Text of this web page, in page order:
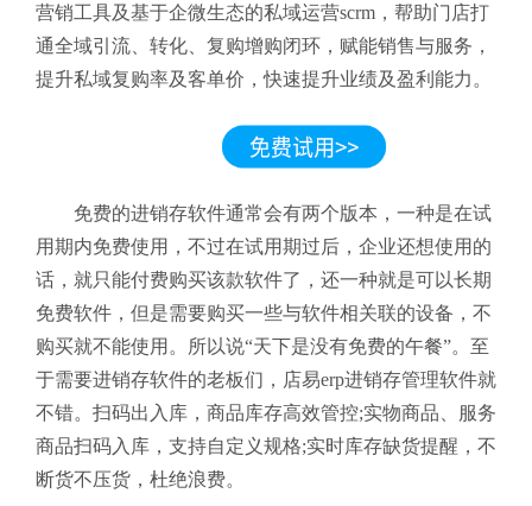
营销工具及基于企微生态的私域运营scrm，帮助门店打
通全域引流、转化、复购增购闭环，赋能销售与服务，
提升私域复购率及客单价，快速提升业绩及盈利能力。
免费的进销存软件通常会有两个版本，一种是在试
用期内免费使用，不过在试用期过后，企业还想使用的
话，就只能付费购买该款软件了，还一种就是可以长期
免费软件，但是需要购买一些与软件相关联的设备，不
购买就不能使用。所以说“天下是没有免费的午餐”。至
于需要进销存软件的老板们，店易erp进销存管理软件就
不错。扫码出入库，商品库存高效管控;实物商品、服务
商品扫码入库，支持自定义规格;实时库存缺货提醒，不
断货不压货，杜绝浪费。